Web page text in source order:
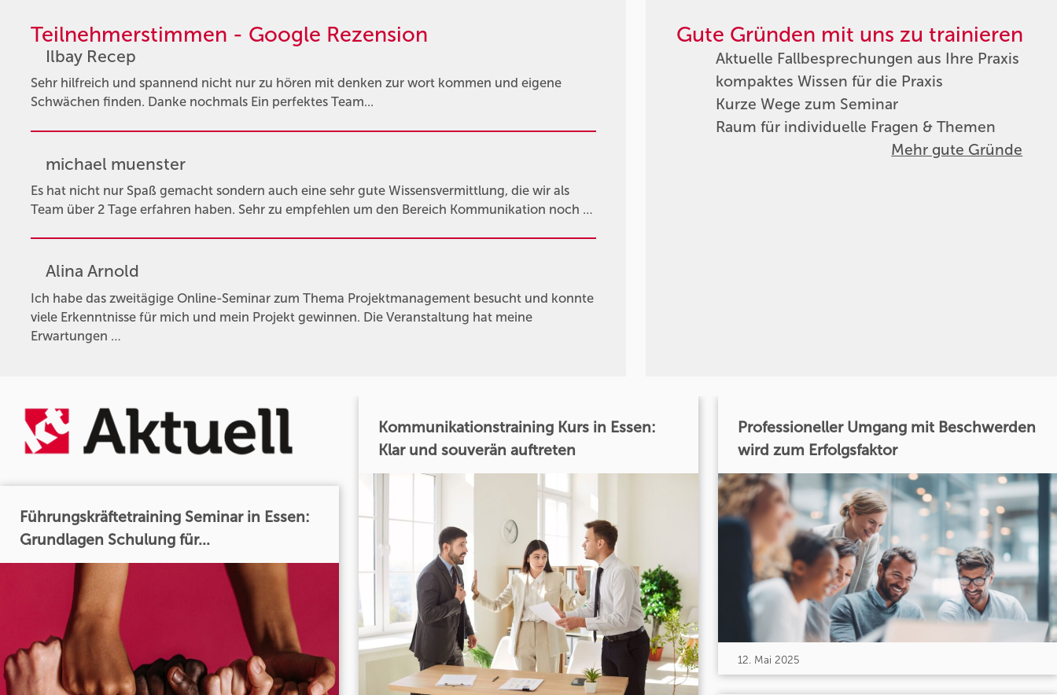
Teilnehmerstimmen - Google Rezension
Ilbay Recep
Sehr hilfreich und spannend nicht nur zu hören mit denken zur wort kommen und eigene
Schwächen finden. Danke nochmals Ein perfektes Team...
michael muenster
Es hat nicht nur Spaß gemacht sondern auch eine sehr gute Wissensvermittlung, die wir als
Team über 2 Tage erfahren haben. Sehr zu empfehlen um den Bereich Kommunikation noch …
Alina Arnold
Ich habe das zweitägige Online-Seminar zum Thema Projektmanagement besucht und konnte
viele Erkenntnisse für mich und mein Projekt gewinnen. Die Veranstaltung hat meine
Erwartungen …
Gute Gründen mit uns zu trainieren
Aktuelle Fallbesprechungen aus Ihre Praxis
kompaktes Wissen für die Praxis
Kurze Wege zum Seminar
Raum für individuelle Fragen & Themen
Mehr gute Gründe
Führungskräftetraining Seminar in Essen:
Grundlagen Schulung für...
Kommunikationstraining Kurs in Essen:
Klar und souverän auftreten
Professioneller Umgang mit Beschwerden
wird zum Erfolgsfaktor
12. Mai 2025